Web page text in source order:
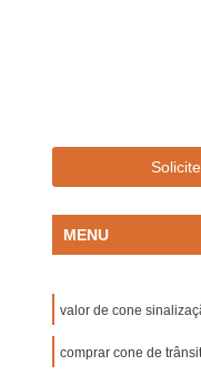
de Sinalização Viária
Lombada de Borracha
para Garagem
Pintura de
MENU
valor de cone
comprar cone de